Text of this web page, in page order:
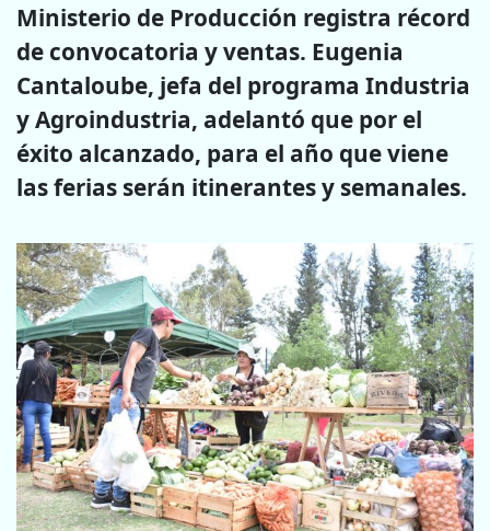
Ministerio de Producción registra récord
de convocatoria y ventas. Eugenia
Cantaloube, jefa del programa Industria
y Agroindustria, adelantó que por el
éxito alcanzado, para el año que viene
las ferias serán itinerantes y semanales.